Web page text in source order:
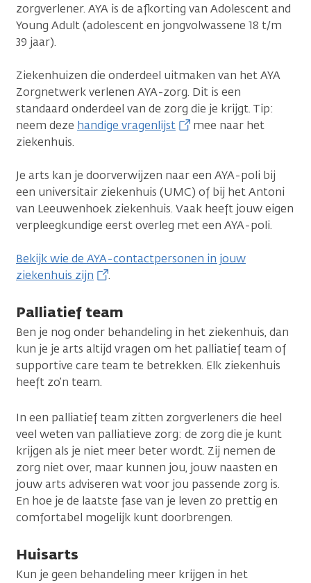
zorgverlener. AYA is de afkorting van Adolescent and
Young Adult (adolescent en jongvolwassene 18 t/m
39 jaar).
Ziekenhuizen die onderdeel uitmaken van het AYA
Zorgnetwerk verlenen AYA-zorg. Dit is een
standaard onderdeel van de zorg die je krijgt. Tip:
neem deze handige vragenlijst
mee naar het
ziekenhuis.
Je arts kan je doorverwijzen naar een AYA-poli bij
een universitair ziekenhuis (UMC) of bij het Antoni
van Leeuwenhoek ziekenhuis. Vaak heeft jouw eigen
verpleegkundige eerst overleg met een AYA-poli.
Bekijk wie de AYA-contactpersonen in jouw
ziekenhuis zijn
.
Palliatief team
Ben je nog onder behandeling in het ziekenhuis, dan
kun je je arts altijd vragen om het palliatief team of
supportive care team te betrekken. Elk ziekenhuis
heeft zo’n team.
In een palliatief team zitten zorgverleners die heel
veel weten van palliatieve zorg: de zorg die je kunt
krijgen als je niet meer beter wordt. Zij nemen de
zorg niet over, maar kunnen jou, jouw naasten en
jouw arts adviseren wat voor jou passende zorg is.
En hoe je de laatste fase van je leven zo prettig en
comfortabel mogelijk kunt doorbrengen.
Huisarts
Kun je geen behandeling meer krijgen in het